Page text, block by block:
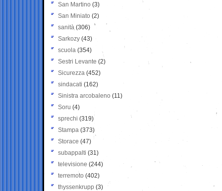
San Martino (3)
San Miniato (2)
sanità (306)
Sarkozy (43)
scuola (354)
Sestri Levante (2)
Sicurezza (452)
sindacati (162)
Sinistra arcobaleno (11)
Soru (4)
sprechi (319)
Stampa (373)
Storace (47)
subappalti (31)
televisione(244)
terremoto (402)
thyssenkrupp (3)